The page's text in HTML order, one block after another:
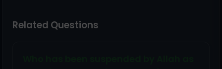
Related Questions